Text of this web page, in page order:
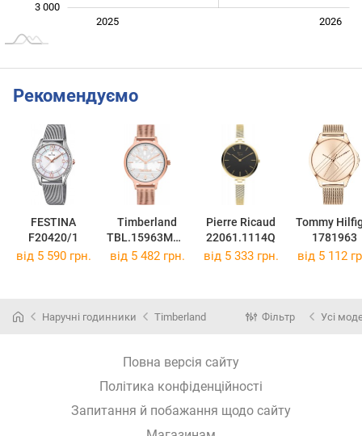
3 000
2026
2025
Рекомендуємо
FESTINA
F20420/1
Timberland
TBL.15963MYR
/04MM
Pierre Ricaud
22061.1114Q
Tommy
1781963
від 5 590 грн. від 5 482 грн. від 5 333 грн. від 5 112
Наручні годинники Timberland Фільтр Усі
Повна версія сайту
Політика конфіденційності
Запитання й побажання щодо сайту